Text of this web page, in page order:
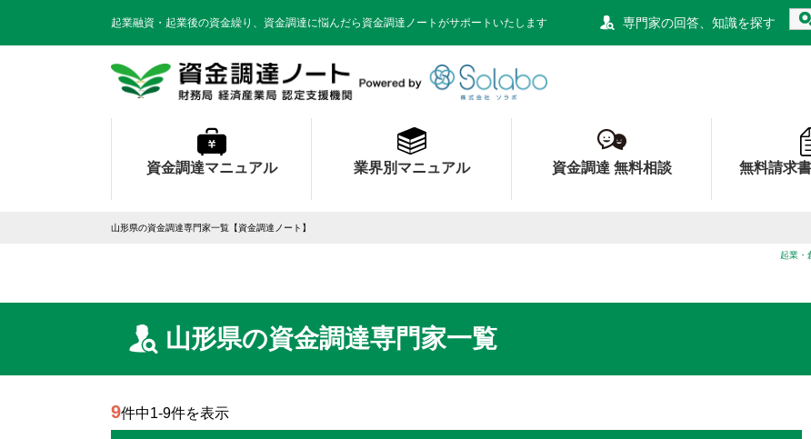
起業融資・起業後の資金繰り、資金調達に悩んだら資金調達ノートがサポートいたします 専門家の回答、知識を探す
資金調達マニュアル 業界別マニュアル 資金調達 無料相談 無料請求
山形県の資金調達専門家一覧【資金調達ノート】
起業・
山形県の資金調達専門家一覧
9件中1-9件を表示